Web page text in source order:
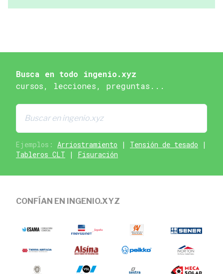
Busca en todo ingenio.xyz
cursos, lecciones, preguntas...
Ejemplos: Arriostramiento | Tensión de tesado |
Tableros CLT | Fisuración
CONFÍAN EN INGENIO.XYZ